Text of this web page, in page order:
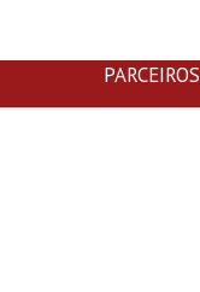
PARCEIROS